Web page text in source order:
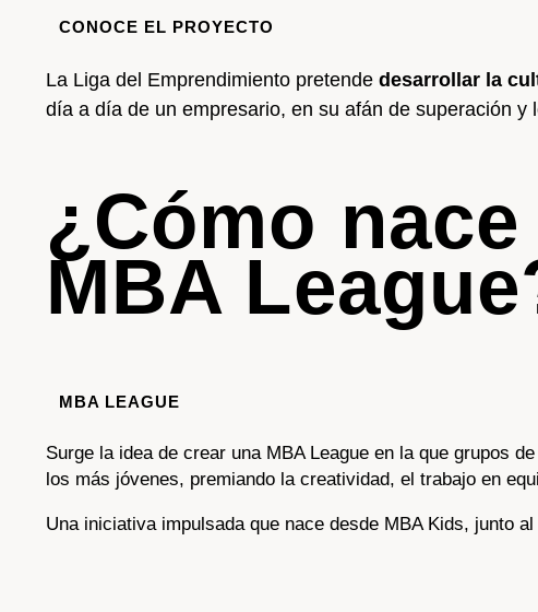
CONOCE EL PROYECTO
La Liga del Emprendimiento pretende desarrollar la
día a día de un empresario, en su afán de superación y
¿Cómo
MBA
MBA LEAGUE
Surge la idea de crear una MBA League en la que grupos
los más jóvenes, premiando la creatividad, el trabajo en
Una iniciativa impulsada que nace desde MBA Kids, junto